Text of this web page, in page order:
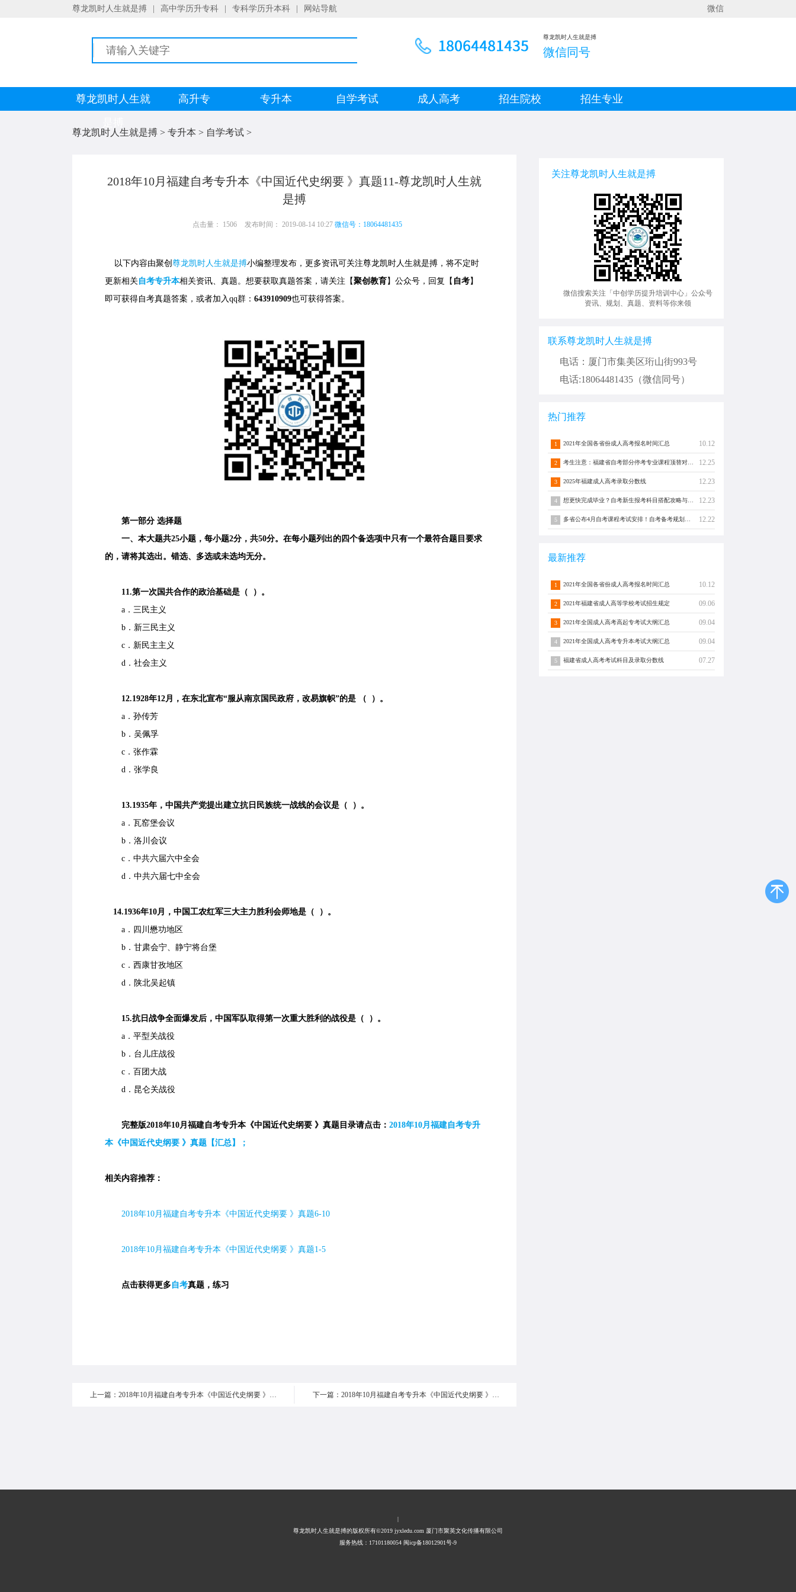
尊龙凯时人生就是搏 高中学历升专科 专科学历升本科 网站导航 微信
尊龙凯时人生就是搏
微信同号
尊龙凯时人生就
高升专 专升本 自学考试 成人高考 招生院校 招生专业
尊龙凯时人生就是搏 > 专升本 > 自学考试 >
2018年10月福建自考专升本《中国近代史纲要 》真题11-尊龙凯时人生就
是搏
点击量： 1506 发布时间： 2019-08-14 10:27 微信号：18064481435
以下内容由聚创 尊龙凯时人生就是搏小编整理发布，更多资讯可关注尊龙凯时人生就是搏，将不定时
更新相关自考专升本相关资讯、真题。想要获取真题答案，请关注【聚创教育】公众号，回复【 自考】
即可获得自考真题答案， 或者加入qq群： 643910909也可获得答案。
第一部分 选择题
一、本大题共25小题，每小题2分，共50分。在每小题列出的四个备选项中只有一个最符合题目要求
的，请将其选出。错选、多选或未选均无分。
11.第一次国共合作的政治基础是（ ）。
a．三民主义
b．新三民主义
c．新民主主义
d．社会主义
12.1928年12月，在东北宣布“服从南京国民政府，改易旗帜”的是 （ ）。
a．孙传芳
b．吴佩孚
c．张作霖
d．张学良
13.1935年，中国共产党提出建立抗日民族统一战线的会议是（ ）。
a．瓦窑堡会议
b．洛川会议
c．中共六届六中全会
d．中共六届七中全会
14.1936年10月，中国工农红军三大主力胜利会师地是（ ）。
a．四川懋功地区
b．甘肃会宁、静宁将台堡
c．西康甘孜地区
d．陕北吴起镇
15.抗日战争全面爆发后，中国军队取得第一次重大胜利的战役是（ ）。
a．平型关战役
b．台儿庄战役
c．百团大战
d．昆仑关战役
完整版2018年10月福建自考专升本《中国近代史纲要 》真题目录请点击： 2018年10月福建自考专升
本《中国近代史纲要 》真题【汇总】；
相关内容推荐：
2018年10月福建自考专升本《中国近代史纲要 》真题6-10
2018年10月福建自考专升本《中国近代史纲要 》真题1-5
点击获得更多自考真题，练习
上一篇：2018年10月福建自考专升本《中国近代史纲要 》真题6-10 下一篇：2018年10月福建自考专升本《中国近代史纲要 》真题16-20
关注尊龙凯时人生就是搏
微信搜索关注「中创学历提升培训中心」公众号
资讯、规划、真题、资料等你来领
联系尊龙凯时人生就是搏
电话：厦门市集美区珩山街993号
电话:18064481435（微信同号）
热门推荐
1 2021年全国各省份成人高考报名时间汇总 10.12
2 12.25
3 2025年福建成人高考录取分数线 12.23
4 12.23
5 12.22
最新推荐
1 2021年全国各省份成人高考报名时间汇总 10.12
2 2021年福建省成人高等学校考试招生规定 09.06
3 2021年全国成人高考高起专考试大纲汇总 09.04
4 2021年全国成人高考专升本考试大纲汇总 09.04
5 福建省成人高考考试科目及录取分数线 07.27
|
尊龙凯时人生就是搏的版权所有©2019 jyxledu.com 厦门市聚英文化传播有限公司
服务热线：17101180054 闽icp备18012901号-9